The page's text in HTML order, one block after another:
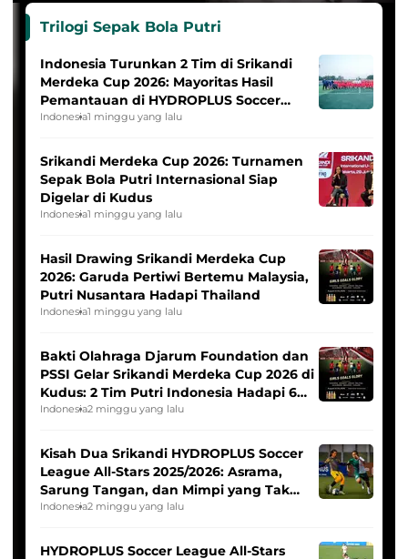
Trilogi Sepak Bola Putri
Indonesia Turunkan 2 Tim di Srikandi
Merdeka Cup 2026: Mayoritas Hasil
Pemantauan di HYDROPLUS Soccer
League
Indonesia1 minggu yang lalu
Srikandi Merdeka Cup 2026: Turnamen
Sepak Bola Putri Internasional Siap
Digelar di Kudus
Indonesia1 minggu yang lalu
Hasil Drawing Srikandi Merdeka Cup
2026: Garuda Pertiwi Bertemu Malaysia,
Putri Nusantara Hadapi Thailand
Indonesia1 minggu yang lalu
Bakti Olahraga Djarum Foundation dan
PSSI Gelar Srikandi Merdeka Cup 2026 di
Kudus: 2 Tim Putri Indonesia Hadapi 6
Tim Asia
Indonesia2 minggu yang lalu
Kisah Dua Srikandi HYDROPLUS Soccer
League All-Stars 2025/2026: Asrama,
Sarung Tangan, dan Mimpi yang Tak
Pernah Padam
Indonesia2 minggu yang lalu
HYDROPLUS Soccer League All-Stars